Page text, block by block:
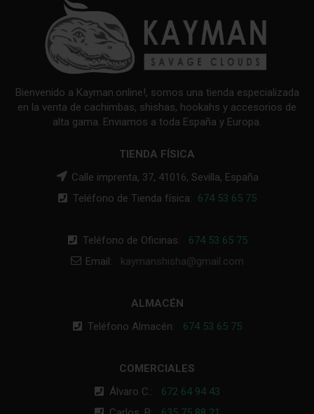
Bienvenido a Kayman.online!, somos una tienda especializada
en la venta de cachimbas, shishas, hookahs y accesorios de
alta gama. Enviamos a toda España y Europa.
TIENDA FÍSICA
Calle imprenta, 37, 41016, Sevilla, España
Teléfono de Tienda física: 674 53 65 75
Teléfono de Oficinas: 674 53 65 75
Email: kaymanshisha@gmail.com
ALMACÉN
Teléfono Almacén: 674 53 65 75
COMERCIALES
Álvaro C.: 672 64 94 43